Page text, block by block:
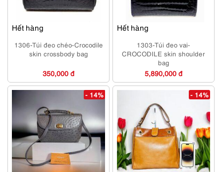
Hết hàng
1306-Túi đeo chéo-Crocodile
skin crossbody bag
350,000 đ
Hết hàng
1303-Túi đeo vai-
CROCODILE skin shoulder
bag
5,890,000 đ
- 14% - 14%